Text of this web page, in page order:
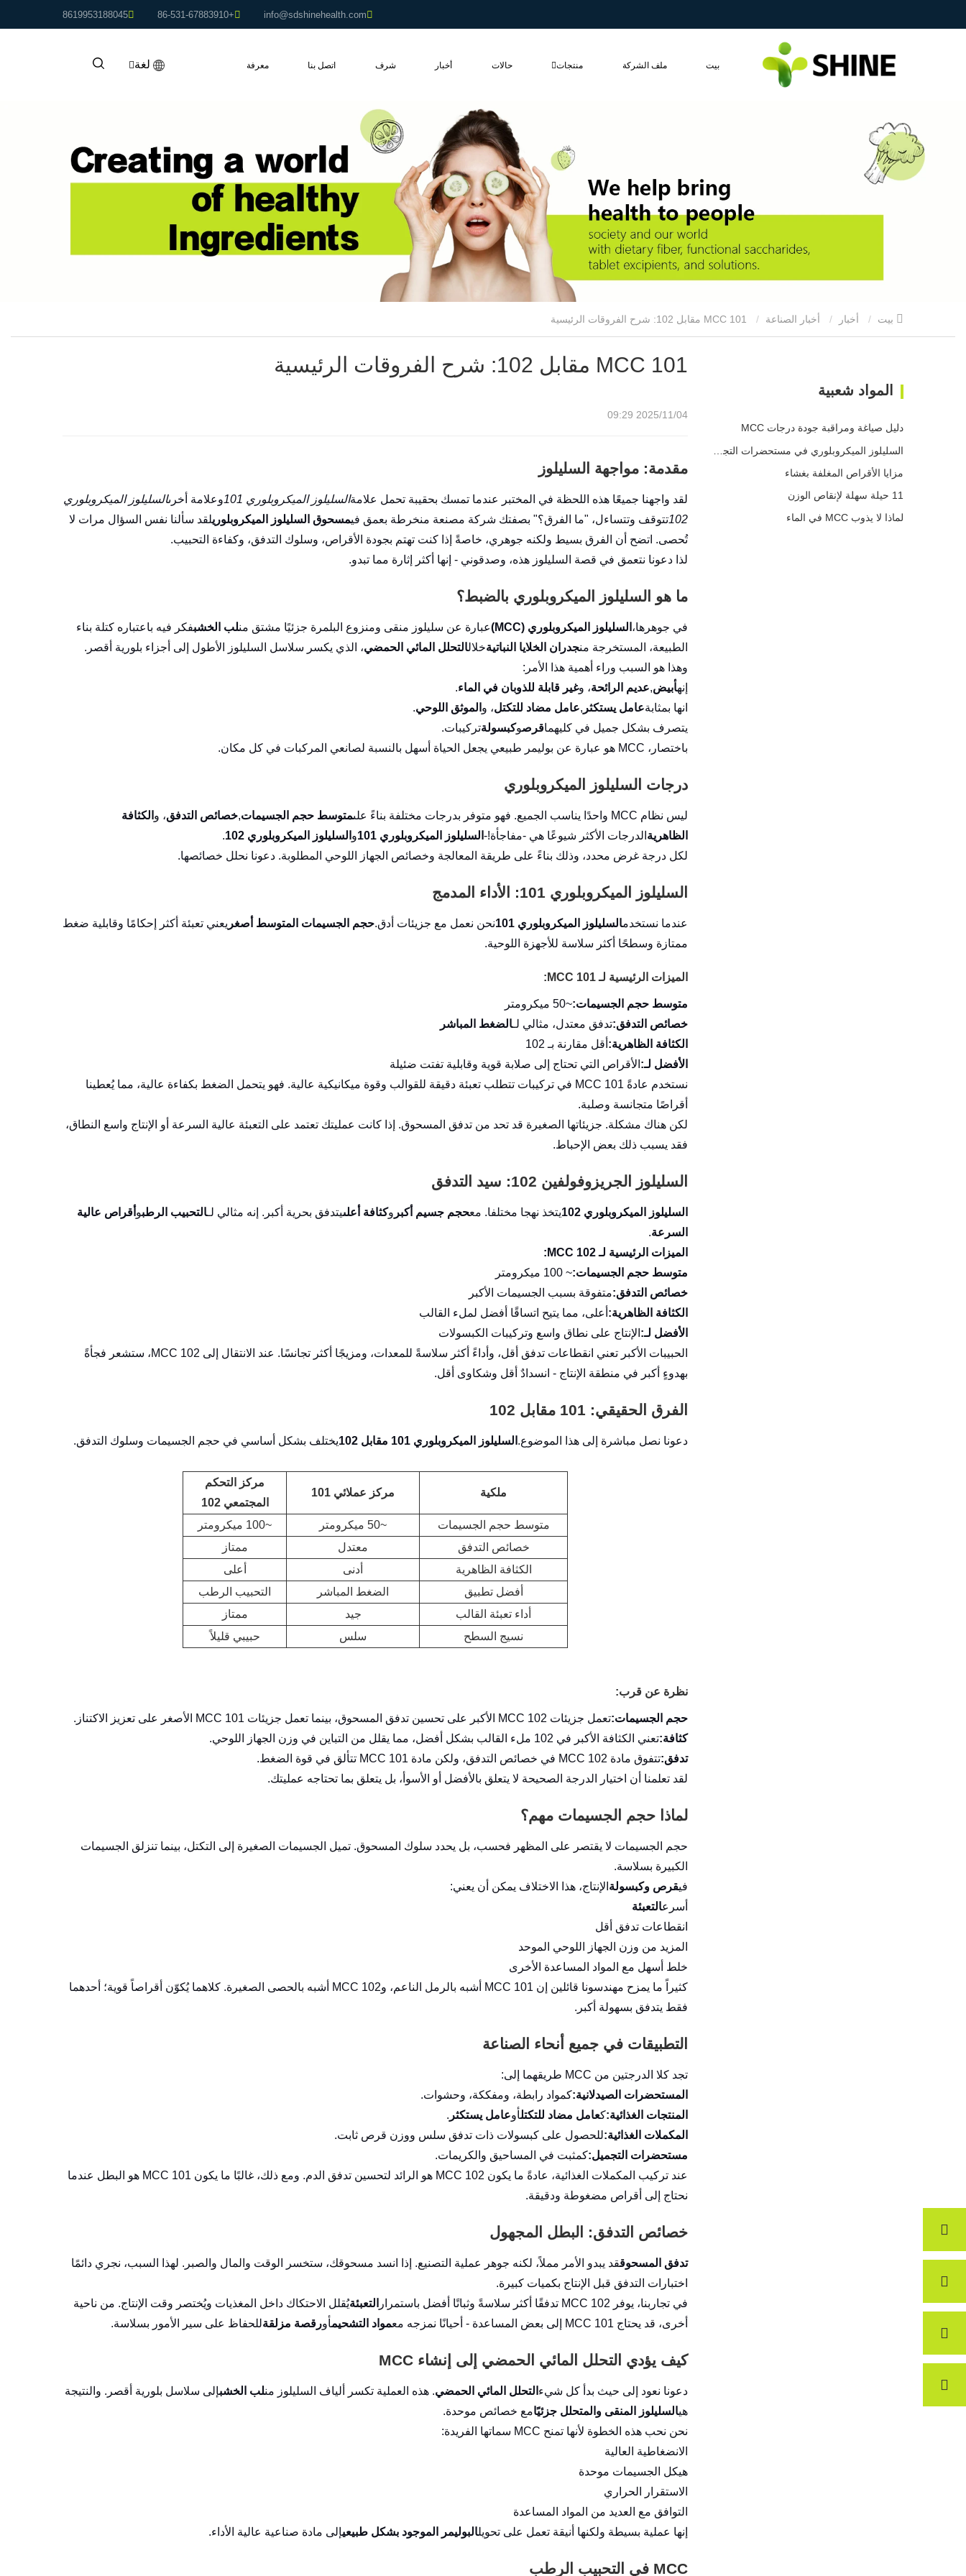
info@sdshinehealth.com
+86-531-67883910
8619953188045
بيت ملف الشركة منتجات حالات أخبار شرف اتصل بنا معرفة لغة
أخبار أخبار الصناعة
MCC 101 مقابل 102: شرح الفروقات الرئيسية
2025/11/04 09:29
مقدمة: مواجهة السليلوز
لقد واجهنا جميعًا هذه اللحظة في المختبر عندما تمسك بحقيبة تحمل علامةالسليلوز الميكروبلوري 101 وعلامة أخرىالسليلوز الميكروبلوري
102تتوقف وتتساءل، "ما الفرق؟" بصفتك شركة مصنعة منخرطة بعمق فيمسحوق السليلوز الميكروبلوريلقد سألنا نفس السؤال مرات لا
تُحصى. اتضح أن الفرق بسيط ولكنه جوهري، خاصةً إذا كنت تهتم بجودة الأقراص، وسلوك التدفق، وكفاءة التحبيب.
لذا دعونا نتعمق في قصة السليلوز هذه، وصدقوني - إنها أكثر إثارة مما تبدو.
ما هو السليلوز الميكروبلوري بالضبط؟
في جوهرها، السليلوز الميكروبلوري (MCC) عبارة عن سليلوز منقى ومنزوع البلمرة جزئيًا مشتق منلب الخشبفكر فيه باعتباره كتلة بناء
الطبيعة، المستخرجة منجدران الخلايا النباتيةخلالالتحلل المائي الحمضي، الذي يكسر سلاسل السليلوز الأطول إلى أجزاء بلورية أقصر.
وهذا هو السبب وراء أهمية هذا الأمر:
إنهأبيض,عديم الرائحة، وغير قابلة للذوبان في الماء.
انها بمثابةعامل يستكثر ,عامل مضاد للتكتل، و الموثق اللوحي.
يتصرف بشكل جميل في كليهماقرصوكبسولةتركيبات.
باختصار، MCC هو عبارة عن بوليمر طبيعي يجعل الحياة أسهل بالنسبة لصانعي المركبات في كل مكان.
درجات السليلوز الميكروبلوري
ليس نظام MCC واحدًا يناسب الجميع. فهو متوفر بدرجات مختلفة بناءً على متوسط ​​حجم الجسيمات,خصائص التدفق، و الكثافة
الظاهرية الدرجات الأكثر شيوعًا هي -مفاجأة!- السليلوز الميكروبلوري 101 و السليلوز الميكروبلوري 102
.
لكل درجة غرض محدد، وذلك بناءً على طريقة المعالجة وخصائص الجهاز اللوحي المطلوبة. دعونا نحلل خصائصها.
السليلوز الميكروبلوري 101: الأداء المدمج
عندما نستخدمالسليلوز الميكروبلوري 101 نحن نعمل مع جزيئات أدق.حجم الجسيمات المتوسط ​​أصغر يعني تعبئة أكثر إحكامًا وقابلية ضغط
ممتازة وسطحًا أكثر سلاسة للأجهزة اللوحية.
الميزات الرئيسية لـ MCC 101:
متوسط ​​حجم الجسيمات:~50 ميكرومتر
خصائص التدفق:تدفق معتدل، مثالي لـالضغط المباشر
الكثافة الظاهرية: أقل مقارنة بـ 102
الأفضل لـ: الأقراص التي تحتاج إلى صلابة قوية وقابلية تفتت ضئيلة
نستخدم عادةً MCC 101 في تركيبات تتطلب تعبئة دقيقة للقوالب وقوة ميكانيكية عالية. فهو يتحمل الضغط بكفاءة عالية، مما يُعطينا
أقراصًا متجانسة وصلبة.
لكن هناك مشكلة. جزيئاتها الصغيرة قد تحد من تدفق المسحوق. إذا كانت عمليتك تعتمد على التعبئة عالية السرعة أو الإنتاج واسع النطاق،
فقد يسبب ذلك بعض الإحباط.
السليلوز الجريزوفولفين 102: سيد التدفق
السليلوز الميكروبلوري 102 يتخذ نهجا مختلفا. معحجم جسيم أكبر وكثافة أعلىيتدفق بحرية أكبر. إنه مثالي لـالتحبيب الرطبو أقراص عالية
السرعة.
الميزات الرئيسية لـ MCC 102:
متوسط ​​حجم الجسيمات:~ 100 ميكرومتر
خصائص التدفق:متفوقة بسبب الجسيمات الأكبر
الكثافة الظاهرية: أعلى، مما يتيح اتساقًا أفضل لملء القالب
الأفضل لـ: الإنتاج على نطاق واسع وتركيبات الكبسولات
الحبيبات الأكبر تعني انقطاعات تدفق أقل، وأداءً أكثر سلاسةً للمعدات، ومزيجًا أكثر تجانسًا. عند الانتقال إلى MCC 102، ستشعر فجأةً
بهدوءٍ أكبر في منطقة الإنتاج - انسدادٌ أقل وشكاوى أقل.
الفرق الحقيقي: 101 مقابل 102
دعونا نصل مباشرة إلى هذا الموضوع. السليلوز الميكروبلوري 101 مقابل 102 يختلف بشكل أساسي في حجم الجسيمات وسلوك التدفق.
ملكية مركز عملائي 101
مركز التحكم
المجتمعي 102
متوسط ​​حجم الجسيمات
~50 ميكرومتر
~100 ميكرومتر
خصائص التدفق
معتدل
ممتاز
الكثافة الظاهرية
أدنى
أعلى
أفضل تطبيق
الضغط المباشر
التحبيب الرطب
أداء تعبئة القالب
جيد
ممتاز
نسيج السطح
سلس حبيبي قليلاً
نظرة عن قرب:
حجم الجسيمات:تعمل جزيئات MCC 102 الأكبر على تحسين تدفق المسحوق، بينما تعمل جزيئات MCC 101 الأصغر على تعزيز الاكتناز.
كثافة:تعني الكثافة الأكبر في 102 ملء القالب بشكل أفضل، مما يقلل من التباين في وزن الجهاز اللوحي.
تدفق:تتفوق مادة MCC 102 في خصائص التدفق، ولكن مادة MCC 101 تتألق في قوة الضغط.
لقد تعلمنا أن اختيار الدرجة الصحيحة لا يتعلق بالأفضل أو الأسوأ، بل يتعلق بما تحتاجه عمليتك.
لماذا حجم الجسيمات مهم؟
حجم الجسيمات لا يقتصر على المظهر فحسب، بل يحدد سلوك المسحوق. تميل الجسيمات الصغيرة إلى التكتل، بينما تنزلق الجسيمات
الكبيرة بسلاسة.
فيقرص وكبسولة الإنتاج، هذا الاختلاف يمكن أن يعني:
أسرعالتعبئة
انقطاعات تدفق أقل
المزيد من وزن الجهاز اللوحي الموحد
خلط أسهل مع المواد المساعدة الأخرى
كثيراً ما يمزح مهندسونا قائلين إن MCC 101 أشبه بالرمل الناعم، وMCC 102 أشبه بالحصى الصغيرة. كلاهما يُكوّن أقراصاً قوية؛ أحدهما
فقط يتدفق بسهولة أكبر.
التطبيقات في جميع أنحاء الصناعة
تجد كلا الدرجتين من MCC طريقهما إلى:
المستحضرات الصيدلانية:كمواد رابطة، ومفككة، وحشوات.
المنتجات الغذائية:كعامل مضاد للتكتلأوعامل يستكثر .
المكملات الغذائية:للحصول على كبسولات ذات تدفق سلس ووزن قرص ثابت.
مستحضرات التجميل:كمثبت في المساحيق والكريمات.
عند تركيب المكملات الغذائية، عادةً ما يكون MCC 102 هو الرائد لتحسين تدفق الدم. ومع ذلك، غالبًا ما يكون MCC 101 هو البطل عندما
نحتاج إلى أقراص مضغوطة ودقيقة.
خصائص التدفق: البطل المجهول
تدفق المسحوققد يبدو الأمر مملاً، لكنه جوهر عملية التصنيع. إذا انسد مسحوقك، ستخسر الوقت والمال والصبر. لهذا السبب، نجري دائمًا
اختبارات التدفق قبل الإنتاج بكميات كبيرة.
في تجاربنا، يوفر MCC 102 تدفقًا أكثر سلاسةً وثباتًا أفضل باستمرار
التعبئةيُقلل الاحتكاك داخل المغذيات ويُختصر وقت الإنتاج. من ناحية
أخرى، قد يحتاج MCC 101 إلى بعض المساعدة - أحيانًا نمزجه مع
مواد التشحيمأورقصة مزلقةللحفاظ على سير الأمور بسلاسة.
كيف يؤدي التحلل المائي الحمضي إلى إنشاء MCC
دعونا نعود إلى حيث بدأ كل شيء التحلل المائي الحمضي. هذه العملية تكسر ألياف السليلوز منلب الخشبإلى سلاسل بلورية أقصر. والنتيجة
هيالسليلوز المنقى والمتحلل جزئيًامع خصائص موحدة.
نحن نحب هذه الخطوة لأنها تمنح MCC سماتها الفريدة:
الانضغاطية العالية
هيكل الجسيمات موحدة
الاستقرار الحراري
التوافق مع العديد من المواد المساعدة
إنها عملية بسيطة ولكنها أنيقة تعمل على تحويلالبوليمر الموجود بشكل طبيعيإلى مادة صناعية عالية الأداء.
MCC في التحبيب الرطب
المواد شعبية
دليل صياغة ومراقبة جودة درجات MCC
مزايا الأقراص المغلفة بغشاء
11 حيلة سهلة لإنقاص الوزن
لماذا لا يذوب MCC في الماء